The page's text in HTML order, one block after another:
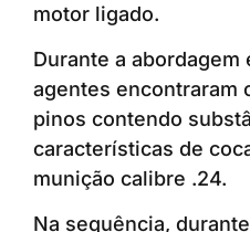
motor ligado.
Durante a abordagem
agentes encontraram
pinos contendo
características de
munição calibre .24.
Na sequência,